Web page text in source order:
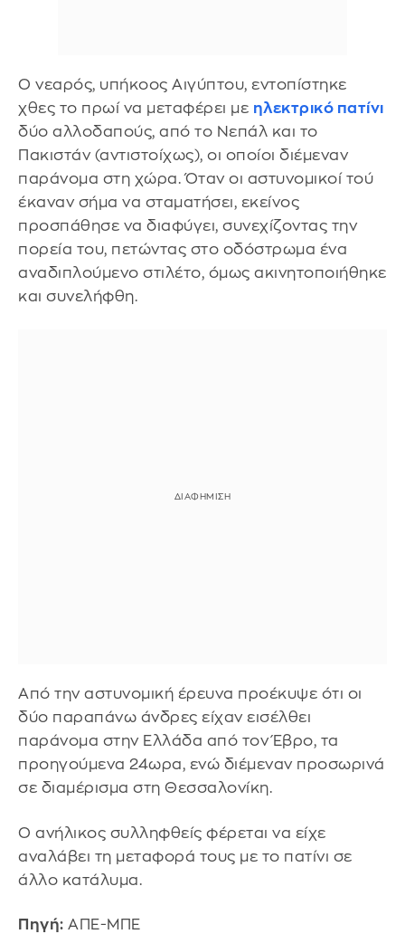
Ο νεαρός, υπήκοος Αιγύπτου, εντοπίστηκε
χθες το πρωί να μεταφέρει με ηλεκτρικό πατίνι
δύο αλλοδαπούς, από το Νεπάλ και το
Πακιστάν (αντιστοίχως), οι οποίοι διέμεναν
παράνομα στη χώρα. Όταν οι αστυνομικοί τού
έκαναν σήμα να σταματήσει, εκείνος
προσπάθησε να διαφύγει, συνεχίζοντας την
πορεία του, πετώντας στο οδόστρωμα ένα
αναδιπλούμενο στιλέτο, όμως ακινητοποιήθηκε
και συνελήφθη.
Από την αστυνομική έρευνα προέκυψε ότι οι
δύο παραπάνω άνδρες είχαν εισέλθει
παράνομα στην Ελλάδα από τον Έβρο, τα
προηγούμενα 24ωρα, ενώ διέμεναν προσωρινά
σε διαμέρισμα στη Θεσσαλονίκη.
Ο ανήλικος συλληφθείς φέρεται να είχε
αναλάβει τη μεταφορά τους με το πατίνι σε
άλλο κατάλυμα.
Πηγή: ΑΠΕ-ΜΠΕ